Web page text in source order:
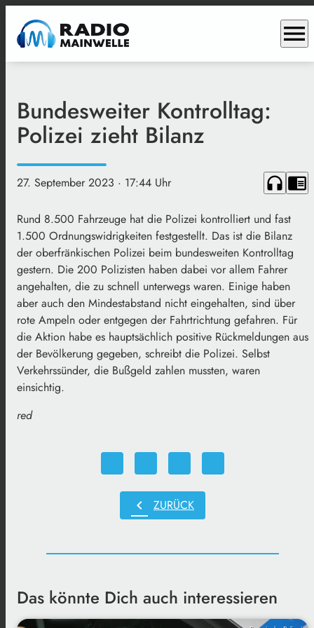
menu
Bundesweiter Kontrolltag:
Polizei zieht Bilanz
27. September 2023 · 17:44 Uhr headphones chrome_reader_mode
Rund 8.500 Fahrzeuge hat die Polizei kontrolliert und fast
1.500 Ordnungswidrigkeiten festgestellt. Das ist die Bilanz
der oberfränkischen Polizei beim bundesweiten Kontrolltag
gestern. Die 200 Polizisten haben dabei vor allem Fahrer
angehalten, die zu schnell unterwegs waren. Einige haben
aber auch den Mindestabstand nicht eingehalten, sind über
rote Ampeln oder entgegen der Fahrtrichtung gefahren. Für
die Aktion habe es hauptsächlich positive Rückmeldungen aus
der Bevölkerung gegeben, schreibt die Polizei. Selbst
Verkehrssünder, die Bußgeld zahlen mussten, waren
einsichtig.
red
chevron_left ZURÜCK
Das könnte Dich auch interessieren